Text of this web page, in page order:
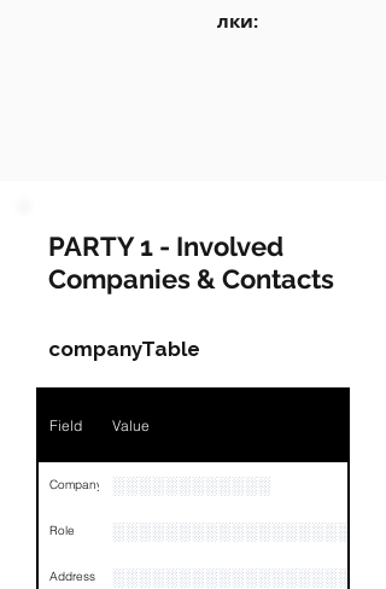
лки:
PARTY 1 - Involved
Companies & Contacts
companyTable
Field Value
Company ░░░░░░░░░░░░
Role
Address